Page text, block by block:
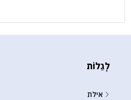
לְגַלוֹת
אילת